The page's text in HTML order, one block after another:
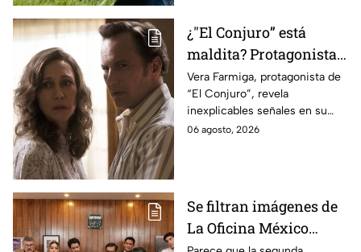
¿"El Conjuro” está
maldita? Protagonista
revela INQUIETANTES
señales en su cuerpo
durante la grabación de
la película
Vera Farmiga, protagonista de
“El Conjuro”, revela
inexplicables señales en su
cuerpo durante el rodaje de la
06 agosto, 2026
Se filtran imágenes de
La Oficina México